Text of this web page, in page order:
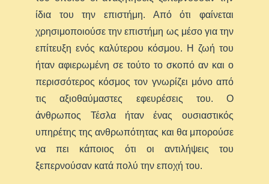
ίδια του την επιστήμη. Από ότι φαίνεται
χρησιμοποιούσε την επιστήμη ως μέσο για την
επίτευξη ενός καλύτερου κόσμου. Η ζωή του
ήταν αφιερωμένη σε τούτο το σκοπό αν και ο
περισσότερος κόσμος τον γνωρίζει μόνο από
τις αξιοθαύμαστες εφευρέσεις του. Ο
άνθρωπος Τέσλα ήταν ένας ουσιαστικός
υπηρέτης της ανθρωπότητας και θα μπορούσε
να πει κάποιος ότι οι αντιλήψεις του
ξεπερνούσαν κατά πολύ την εποχή του.